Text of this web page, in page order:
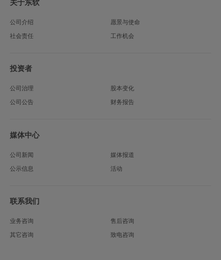
关于东软
公司介绍
愿景与使命
社会责任
工作机会
投资者
公司治理
股本变化
公司公告
财务报告
媒体中心
公司新闻
媒体报道
公示信息
活动
联系我们
业务咨询
售后咨询
其它咨询
致电咨询